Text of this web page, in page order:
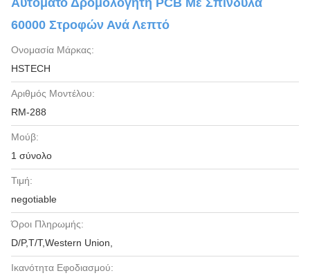
Αυτόματο Δρομολογητή PCB Με Σπινδύλα
60000 Στροφών Ανά Λεπτό
Ονομασία Μάρκας:
HSTECH
Αριθμός Μοντέλου:
RM-288
Μούβ:
1 σύνολο
Τιμή:
negotiable
Όροι Πληρωμής:
D/P,T/T,Western Union,
Ικανότητα Εφοδιασμού: